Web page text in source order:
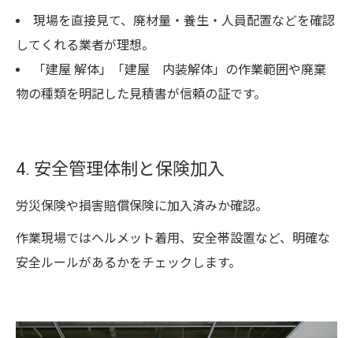
現場を直接見て、廃材量・養生・人員配置などを確認
してくれる業者が理想。
「建屋 解体」「建屋 内装解体」の作業範囲や廃棄
物の種類を明記した見積書が信頼の証です。
4. 安全管理体制と保険加入
労災保険や損害賠償保険に加入済みか確認。
作業現場ではヘルメット着用、安全帯設置など、明確な
安全ルールがあるかをチェックします。